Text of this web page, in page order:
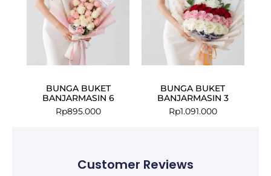
BUNGA BUKET
BANJARMASIN 6
Rp895.000
BUNGA BUKET
BANJARMASIN 3
Rp1.091.000
Customer Reviews